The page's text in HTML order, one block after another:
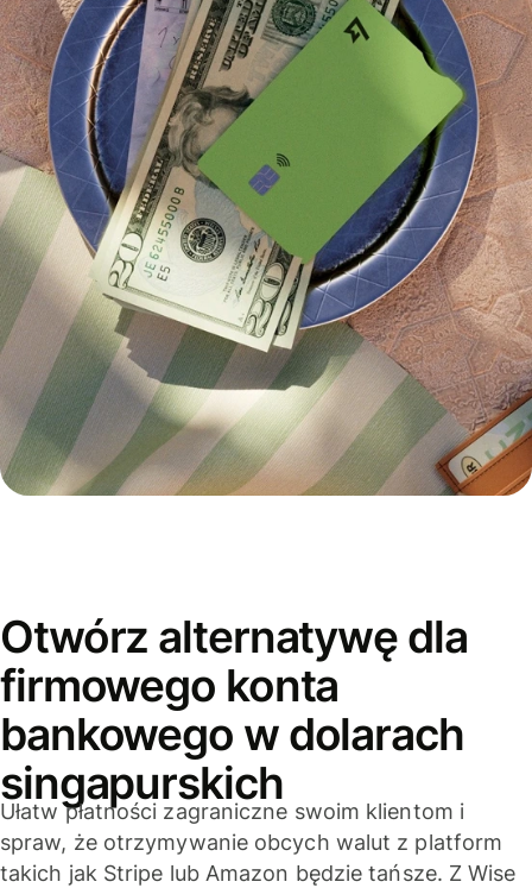
Otwórz alternatywę dla
firmowego konta
bankowego w dolarach
singapurskich
Ułatw płatności zagraniczne swoim klientom i
spraw, że otrzymywanie obcych walut z platform
takich jak Stripe lub Amazon będzie tańsze. Z Wise